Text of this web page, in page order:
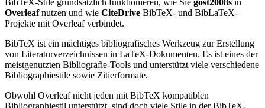
Overleafnutzen und wie CiteDrive BibTeX- und BibLaTeX-
Projekte mit Overleaf verbindet.
BibTeX ist ein mächtiges bibliografisches Werkzeug zur Erstellung
von Literaturverzeichnissen in LaTeX-Dokumenten. Es ist eines der
meistgenutzten Bibliografie-Tools und unterstützt viele verschiedene
Bibliographiestile sowie Zitierformate.
Obwohl Overleaf nicht jeden mit BibTeX kompatiblen
Bibliographiestil unterstützt, sind doch viele Stile in der BibTeX-